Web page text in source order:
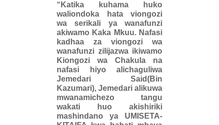
“Katika kuhama huko
waliondoka hata viongozi
wa serikali ya wanafunzi
akiwamo Kaka Mkuu. Nafasi
kadhaa za viongozi wa
wanafunzi zilijazwa ikiwamo
Kiongozi wa Chakula na
nafasi hiyo alichaguliwa
Jemedari Said(Bin
Kazumari), Jemedari alikuwa
mwanamichezo tangu
wakati huo akishiriki
mashindano ya UMISETA-